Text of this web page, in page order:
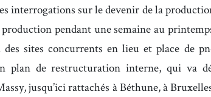
interrogations sur le devenir de la
pendant une semaine au
sites concurrents en lieu et place de
plan de restructuration interne, qui va
jusqu’ici rattachés à Béthune, à